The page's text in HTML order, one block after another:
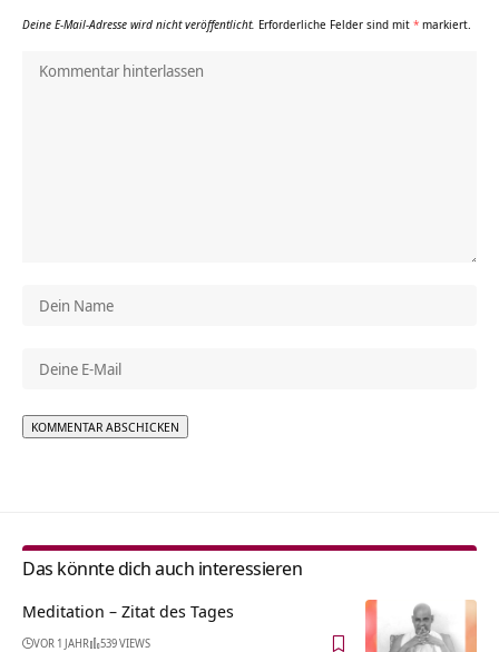
Deine E-Mail-Adresse wird nicht veröffentlicht. Erforderliche Felder sind mit * markiert.
Das könnte dich auch interessieren
Meditation – Zitat des Tages
VOR 1 JAHR 539 VIEWS